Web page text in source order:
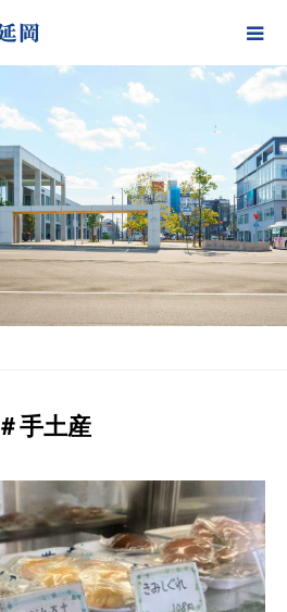
＃手土産